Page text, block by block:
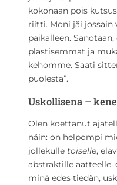
kokonaan pois
riitti. Moni jäi jossain
paikalleen.
plastisemmat ja
kehomme. Saati
puolesta”.
Uskollisena –
Olen koettanut
näin: on helpompi
jollekulle toiselle,
abstraktille aatteelle,
minä edes tiedän,